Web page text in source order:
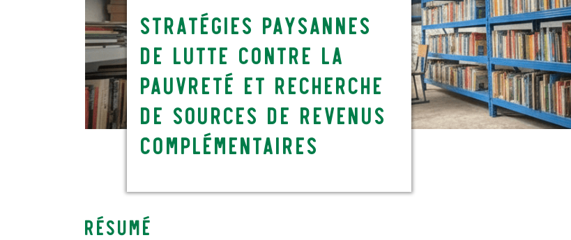
Stratégies paysannes
de lutte contre la
pauvreté et recherche
de sources de revenus
complémentaires
Résumé